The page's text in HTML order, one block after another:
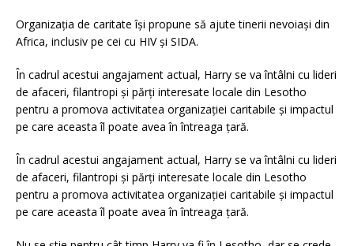
Organizația de caritate își propune să ajute tinerii nevoiași din
Africa, inclusiv pe cei cu HIV și SIDA.
În cadrul acestui angajament actual, Harry se va întâlni cu lideri
de afaceri, filantropi și părți interesate locale din Lesotho
pentru a promova activitatea organizației caritabile și impactul
pe care aceasta îl poate avea în întreaga țară.
În cadrul acestui angajament actual, Harry se va întâlni cu lideri
de afaceri, filantropi și părți interesate locale din Lesotho
pentru a promova activitatea organizației caritabile și impactul
pe care aceasta îl poate avea în întreaga țară.